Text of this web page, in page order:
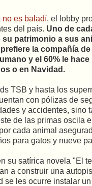
no es baladí, el lobby
del país. Uno de
su patrimonio a sus
la compañía
y el 60% le
o en Navidad.
TSB y hasta los
con pólizas de
y accidentes, sino
de las primas oscila
cada animal
para gatos y nueve
su satírica novela "El
a construir una
se les ocurre instalar